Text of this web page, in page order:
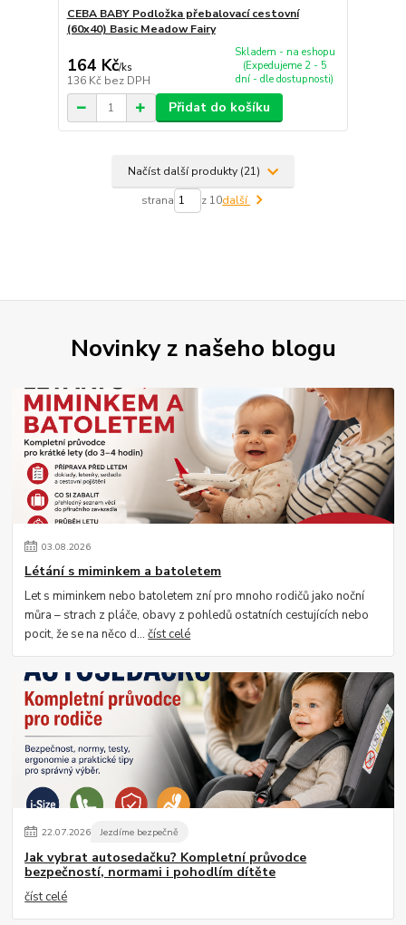
CEBA BABY Podložka přebalovací cestovní
(60x40) Basic Meadow Fairy
164 Kč/ks
136 Kč bez DPH
Skladem - na eshopu
(Expedujeme 2 - 5
dní - dle dostupnosti)
Přidat do košíku
Načíst další produkty (21)
strana z 10další
Novinky z našeho blogu
03.08.2026
Létání s miminkem a batoletem
Let s miminkem nebo batoletem zní pro mnoho rodičů jako noční
můra – strach z pláče, obavy z pohledů ostatních cestujících nebo
pocit, že se na něco d...číst celé
22.07.2026 Jezdíme bezpečně
Jak vybrat autosedačku? Kompletní průvodce
bezpečností, normami i pohodlím dítěte
číst celé